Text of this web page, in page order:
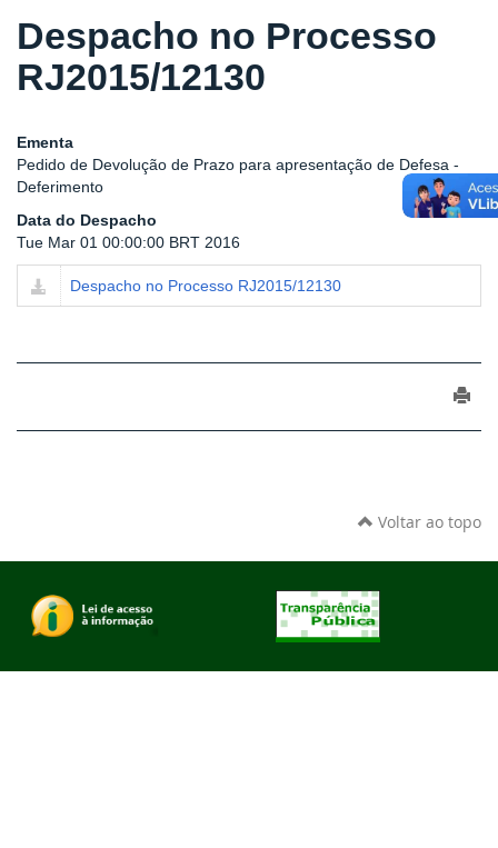
Despacho no Processo
RJ2015/12130
Ementa
Pedido de Devolução de Prazo para apresentação de Defesa -
Deferimento
Data do Despacho
Tue Mar 01 00:00:00 BRT 2016
Despacho no Processo RJ2015/12130
Voltar ao topo